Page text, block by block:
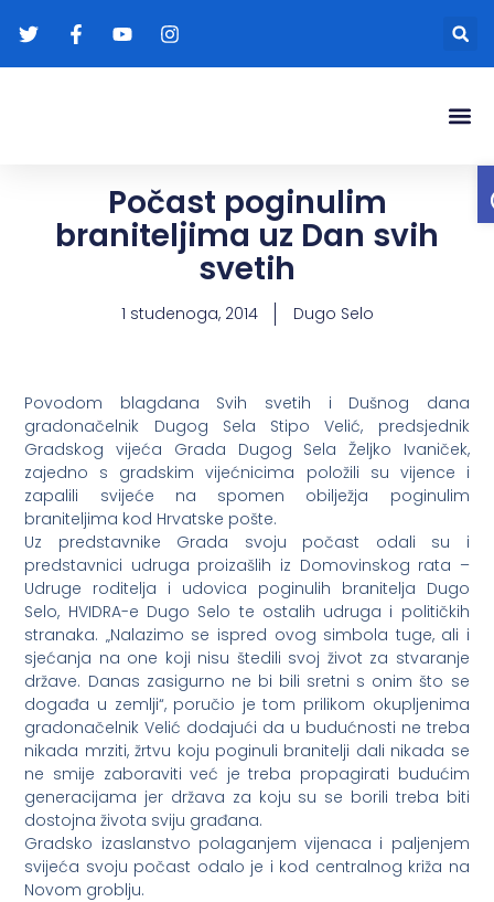
Počast poginulim
braniteljima uz Dan svih
svetih
1 studenoga, 2014 Dugo Selo
Povodom blagdana Svih svetih i Dušnog dana
gradonačelnik Dugog Sela Stipo Velić, predsjednik
Gradskog vijeća Grada Dugog Sela Željko Ivaniček,
zajedno s gradskim vijećnicima položili su vijence i
zapalili svijeće na spomen obilježja poginulim
braniteljima kod Hrvatske pošte.
Uz predstavnike Grada svoju počast odali su i
predstavnici udruga proizašlih iz Domovinskog rata –
Udruge roditelja i udovica poginulih branitelja Dugo
Selo, HVIDRA-e Dugo Selo te ostalih udruga i političkih
stranaka. „Nalazimo se ispred ovog simbola tuge, ali i
sjećanja na one koji nisu štedili svoj život za stvaranje
države. Danas zasigurno ne bi bili sretni s onim što se
događa u zemlji“, poručio je tom prilikom okupljenima
gradonačelnik Velić dodajući da u budućnosti ne treba
nikada mrziti, žrtvu koju poginuli branitelji dali nikada se
ne smije zaboraviti već je treba propagirati budućim
generacijama jer država za koju su se borili treba biti
dostojna života sviju građana.
Gradsko izaslanstvo polaganjem vijenaca i paljenjem
svijeća svoju počast odalo je i kod centralnog križa na
Novom groblju.